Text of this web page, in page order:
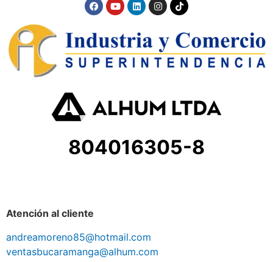
804016305-8
Atención al cliente
andreamoreno85@hotmail.com
ventasbucaramanga@alhum.com